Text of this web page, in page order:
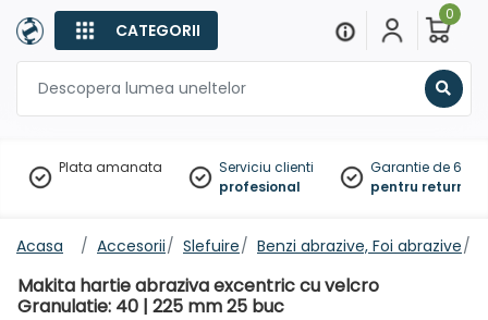
CATEGORII
0
Plata amanata
Serviciu clienti
profesional
Garantie de 60
pentru
Acasa Accesorii Slefuire Benzi abrazive, Foi abrazive
Makita hartie abraziva excentric cu velcro
Granulatie: 40 | 225 mm 25 buc